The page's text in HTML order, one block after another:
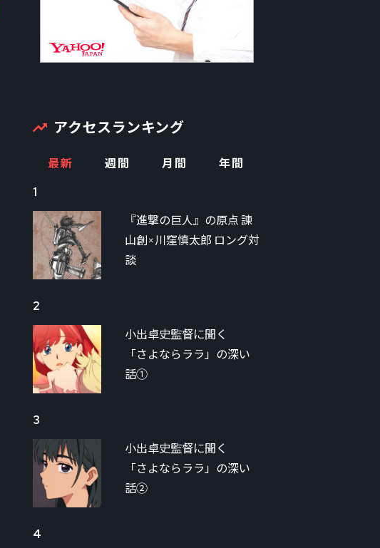
アクセスランキング
最新 週間 月間
年間
1
『進撃の巨人』の原点 諫
山創×川窪慎太郎 ロング対
談
2
小出卓史監督に聞く
「さよならララ」の深い
話①
3
小出卓史監督に聞く
「さよならララ」の深い
話②
4